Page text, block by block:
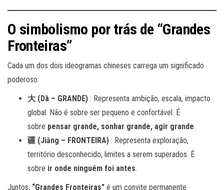
O simbolismo por trás de “Grandes
Fronteiras”
Cada um dos dois ideogramas chineses carrega um significado
poderoso:
大 (Dà – GRANDE) : Representa ambição, escala, impacto
global. Não é sobre ser pequeno e confortável. É
sobre pensar grande, sonhar grande, agir grande.
疆 (Jiāng – FRONTEIRA) : Representa exploração,
território desconhecido, limites a serem superados. É
sobre ir onde ninguém foi antes.
Juntos, “Grandes Fronteiras” é um convite permanente